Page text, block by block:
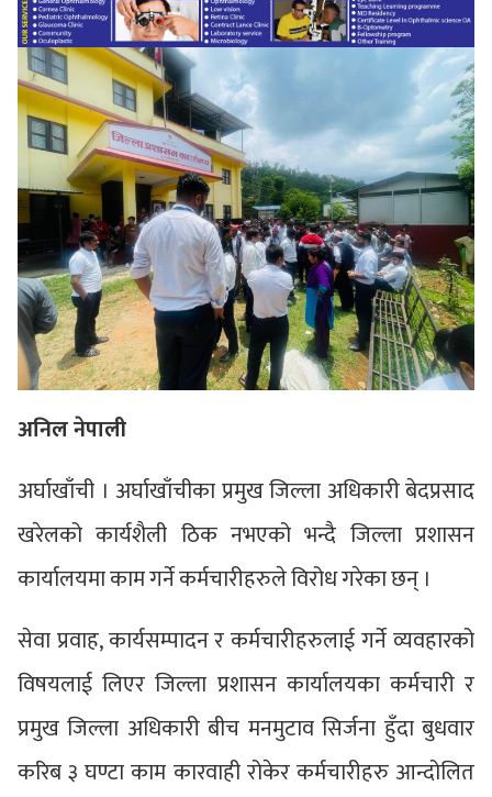
अनिल नेपाली
अर्घाखाँची । अर्घाखाँचीका प्रमुख जिल्ला अधिकारी बेदप्रसाद
खरेलको कार्यशैली ठिक नभएको भन्दै जिल्ला प्रशासन
कार्यालयमा काम गर्ने कर्मचारीहरुले विरोध गरेका छन् ।
सेवा प्रवाह, कार्यसम्पादन र कर्मचारीहरुलाई गर्ने व्यवहारको
विषयलाई लिएर जिल्ला प्रशासन कार्यालयका कर्मचारी र
प्रमुख जिल्ला अधिकारी बीच मनमुटाव सिर्जना हुँदा बुधवार
करिब ३ घण्टा काम कारवाही रोकेर कर्मचारीहरु आन्दोलित